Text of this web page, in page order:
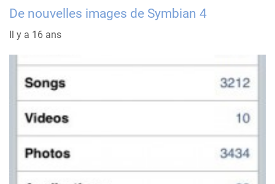
De nouvelles images de Symbian 4
Il y a 16 ans